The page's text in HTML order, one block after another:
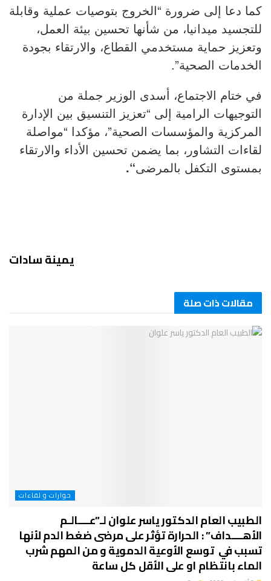
كما دعا إلى ضرورة “الخروج بتوصيات عملية وقابلة
للتجسيد ميدانيا، من شأنها تحسين بيئة العمل،
وتعزيز حماية مستخدمي القطاع، والارتقاء بجودة
الخدمات الصحية”.
في ختام الاجتماع، أسدى الوزير جملة من
التوجيهات الرامية إلى “تعزيز التنسيق بين الإدارة
المركزية والمؤسسات الصحية”، مؤكدا “مواصلة
لقاءات التشاور، بما يضمن تحسين الأداء والارتقاء
بمستوى التكفل بالمرضى“.
يمينة سادات
مقالات ذات صلة
حوارات و لقاءات
الطبيب العام الدكتور ياسر علوان لـ”عــــالـم
الأهــــداف” : الحرارة تؤثر على مرضى ضغط الدم لأنها
تسبب في توسع الأوعية الدموية و من المهم شرب
الماء بانتظام او على الأقل كل ساعة